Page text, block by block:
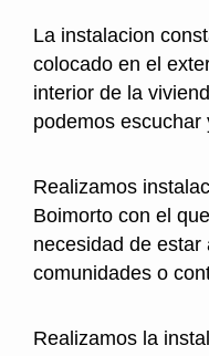
La instalacion
colocado en el
interior de la
podemos escuchar
Realizamos
Boimorto con el
necesidad de
comunidades o
Realizamos la